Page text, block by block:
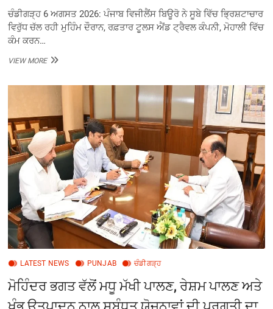
ਚੰਡੀਗੜ੍ਹ 6 ਅਗਸਤ 2026: ਪੰਜਾਬ ਵਿਜੀਲੈਂਸ ਬਿਊਰੋ ਨੇ ਸੂਬੇ ਵਿੱਚ ਭ੍ਰਿਸ਼ਟਾਚਾਰ
ਵਿਰੁੱਧ ਚੱਲ ਰਹੀ ਮੁਹਿੰਮ ਦੌਰਾਨ, ਰਫ਼ਤਾਰ ਟੂਲਸ ਐਂਡ ਟ੍ਰੈਵਲ ਕੰਪਨੀ, ਮੋਹਾਲੀ ਵਿੱਚ
ਕੰਮ ਕਰਨ…
VIEW MOREਵਿਜੀਲੈਂਸ
ਰਿਸ਼ਵਤ
ਡਰਾਈਵਰ
ਰੰਗੇ
ਹੱਥੀਂ
ਕੀਤਾ
LATEST NEWS PUNJAB ਚੰਡੀਗੜ੍ਹ
ਮੋਹਿੰਦਰ ਭਗਤ ਵੱਲੋਂ ਮਧੂ ਮੱਖੀ ਪਾਲਣ, ਰੇਸ਼ਮ ਪਾਲਣ ਅਤੇ